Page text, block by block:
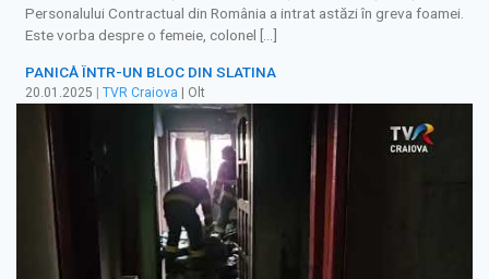
Personalului Contractual din România a intrat astăzi în greva foamei.
Este vorba despre o femeie, colonel […]
PANICĂ ÎNTR-UN BLOC DIN SLATINA
20.01.2025 TVR Craiova | Olt